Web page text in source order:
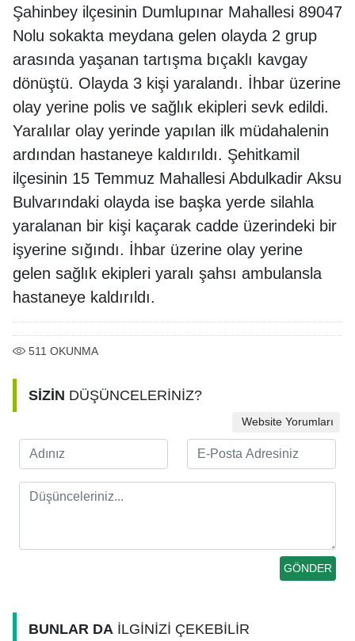
Şahinbey ilçesinin Dumlupınar Mahallesi 89047
Nolu sokakta meydana gelen olayda 2 grup
arasında yaşanan tartışma bıçaklı kavgay
dönüştü. Olayda 3 kişi yaralandı. İhbar üzerine
olay yerine polis ve sağlık ekipleri sevk edildi.
Yaralılar olay yerinde yapılan ilk müdahalenin
ardından hastaneye kaldırıldı. Şehitkamil
ilçesinin 15 Temmuz Mahallesi Abdulkadir Aksu
Bulvarındaki olayda ise başka yerde silahla
yaralanan bir kişi kaçarak cadde üzerindeki bir
işyerine sığındı. İhbar üzerine olay yerine
gelen sağlık ekipleri yaralı şahsı ambulansla
hastaneye kaldırıldı.
511 OKUNMA
SİZİN DÜŞÜNCELERİNİZ?
Website Yorumları
BUNLAR DA İLGİNİZİ ÇEKEBİLİR